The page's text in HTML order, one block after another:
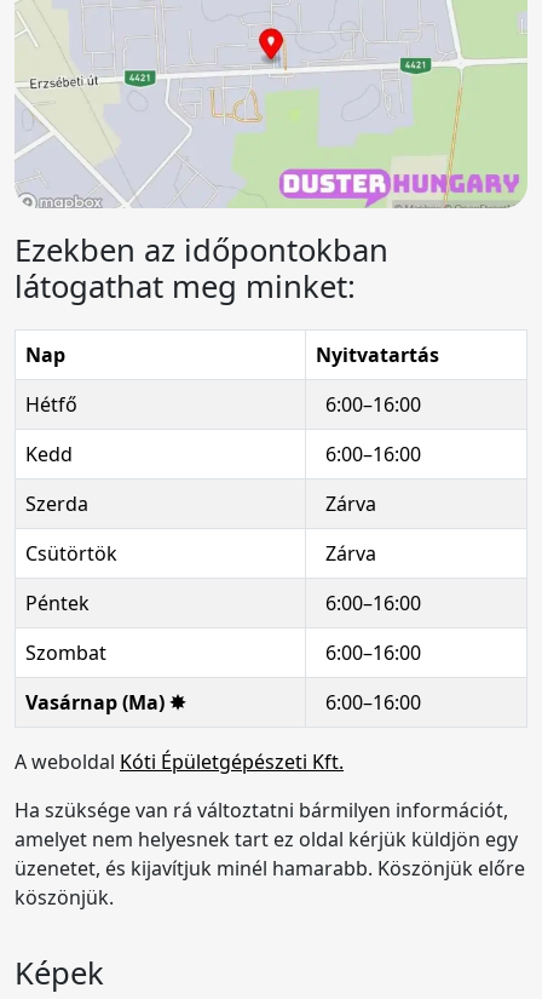
Ezekben az időpontokban
látogathat meg minket:
Nap
Nyitvatartás
Hétfő
6:00–16:00
Kedd
6:00–16:00
Szerda
Zárva
Csütörtök
Zárva
Péntek
6:00–16:00
Szombat
6:00–16:00
Vasárnap (Ma) ✸
6:00–16:00
A weboldal Kóti Épületgépészeti Kft.
Ha szüksége van rá változtatni bármilyen információt,
amelyet nem helyesnek tart ez oldal kérjük küldjön egy
üzenetet, és kijavítjuk minél hamarabb. Köszönjük előre
köszönjük.
Képek